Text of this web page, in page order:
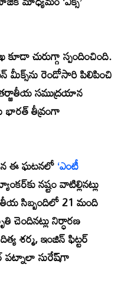
చురుగ్గా స్పందించింది.
మీక్స్‌ను రెండోసారి పిలిపించి
సముద్రయాన
భారత్ తీవ్రంగా
ఈ ఘటనలో‘ఎంటీ
నష్టం వాటిల్లినట్లు
సిబ్బందిలో 21 మంది
చెందినట్లు నిర్ధారణ
శర్మ, ఇంజిన్ ఫిట్టర్
సురేష్‌గా